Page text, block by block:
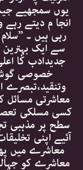
یوں سمجھیے
انجا م دیتے
رہی ہیں ۔
سے ایک
جدیدادب کا
خصوصی
وتنقید،تبصرے
معاشرتی مسائل
کسی مسلکی
سطح پر مذہبی
آئیے اپنی
معاشرے میں
معاشرے کو